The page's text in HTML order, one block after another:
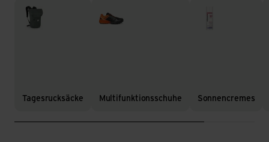
Tagesrucksäcke
Tagesrucksäcke
Multifunktionsschuhe Sonnencremes